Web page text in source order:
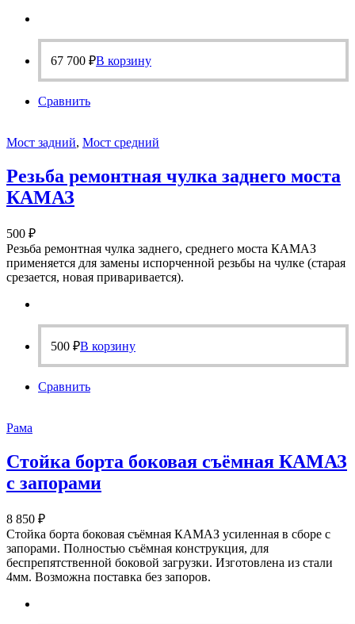
67 700 ₽В корзину
Сравнить
Мост задний, Мост средний
Резьба ремонтная чулка заднего моста
КАМАЗ
500 ₽
Резьба ремонтная чулка заднего, среднего моста КАМАЗ
применяется для замены испорченной резьбы на чулке (старая
срезается, новая приваривается).
500 ₽В корзину
Сравнить
Рама
Стойка борта боковая съёмная КАМАЗ
с запорами
8 850 ₽
Стойка борта боковая съёмная КАМАЗ усиленная в сборе с
запорами. Полностью съёмная конструкция, для
беспрепятственной боковой загрузки. Изготовлена из стали
4мм. Возможна поставка без запоров.